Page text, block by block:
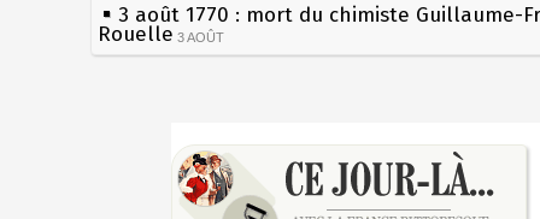
3 août 1770 : mort du chimiste Guillaume-
Rouelle 3 AOÛT
Musée Jean de La Fontaine : réouverture
1er août 1589 : Henri III est poignardé à
par Jacques Clément, moine jacobin 1ER AOÛT
les siècles
27 mai 1610 : supplice de François
du roi Henri IV